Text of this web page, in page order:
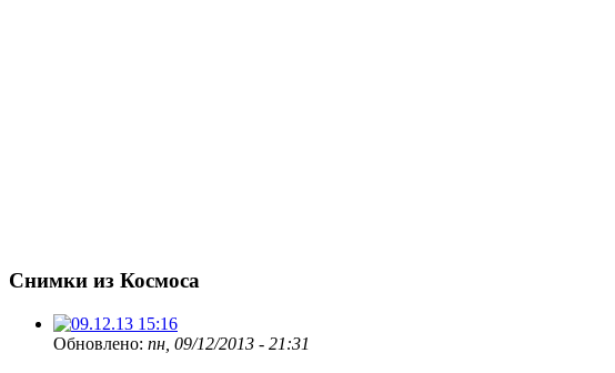
Снимки из Космоса
Обновлено: пн, 09/12/2013 - 21:31